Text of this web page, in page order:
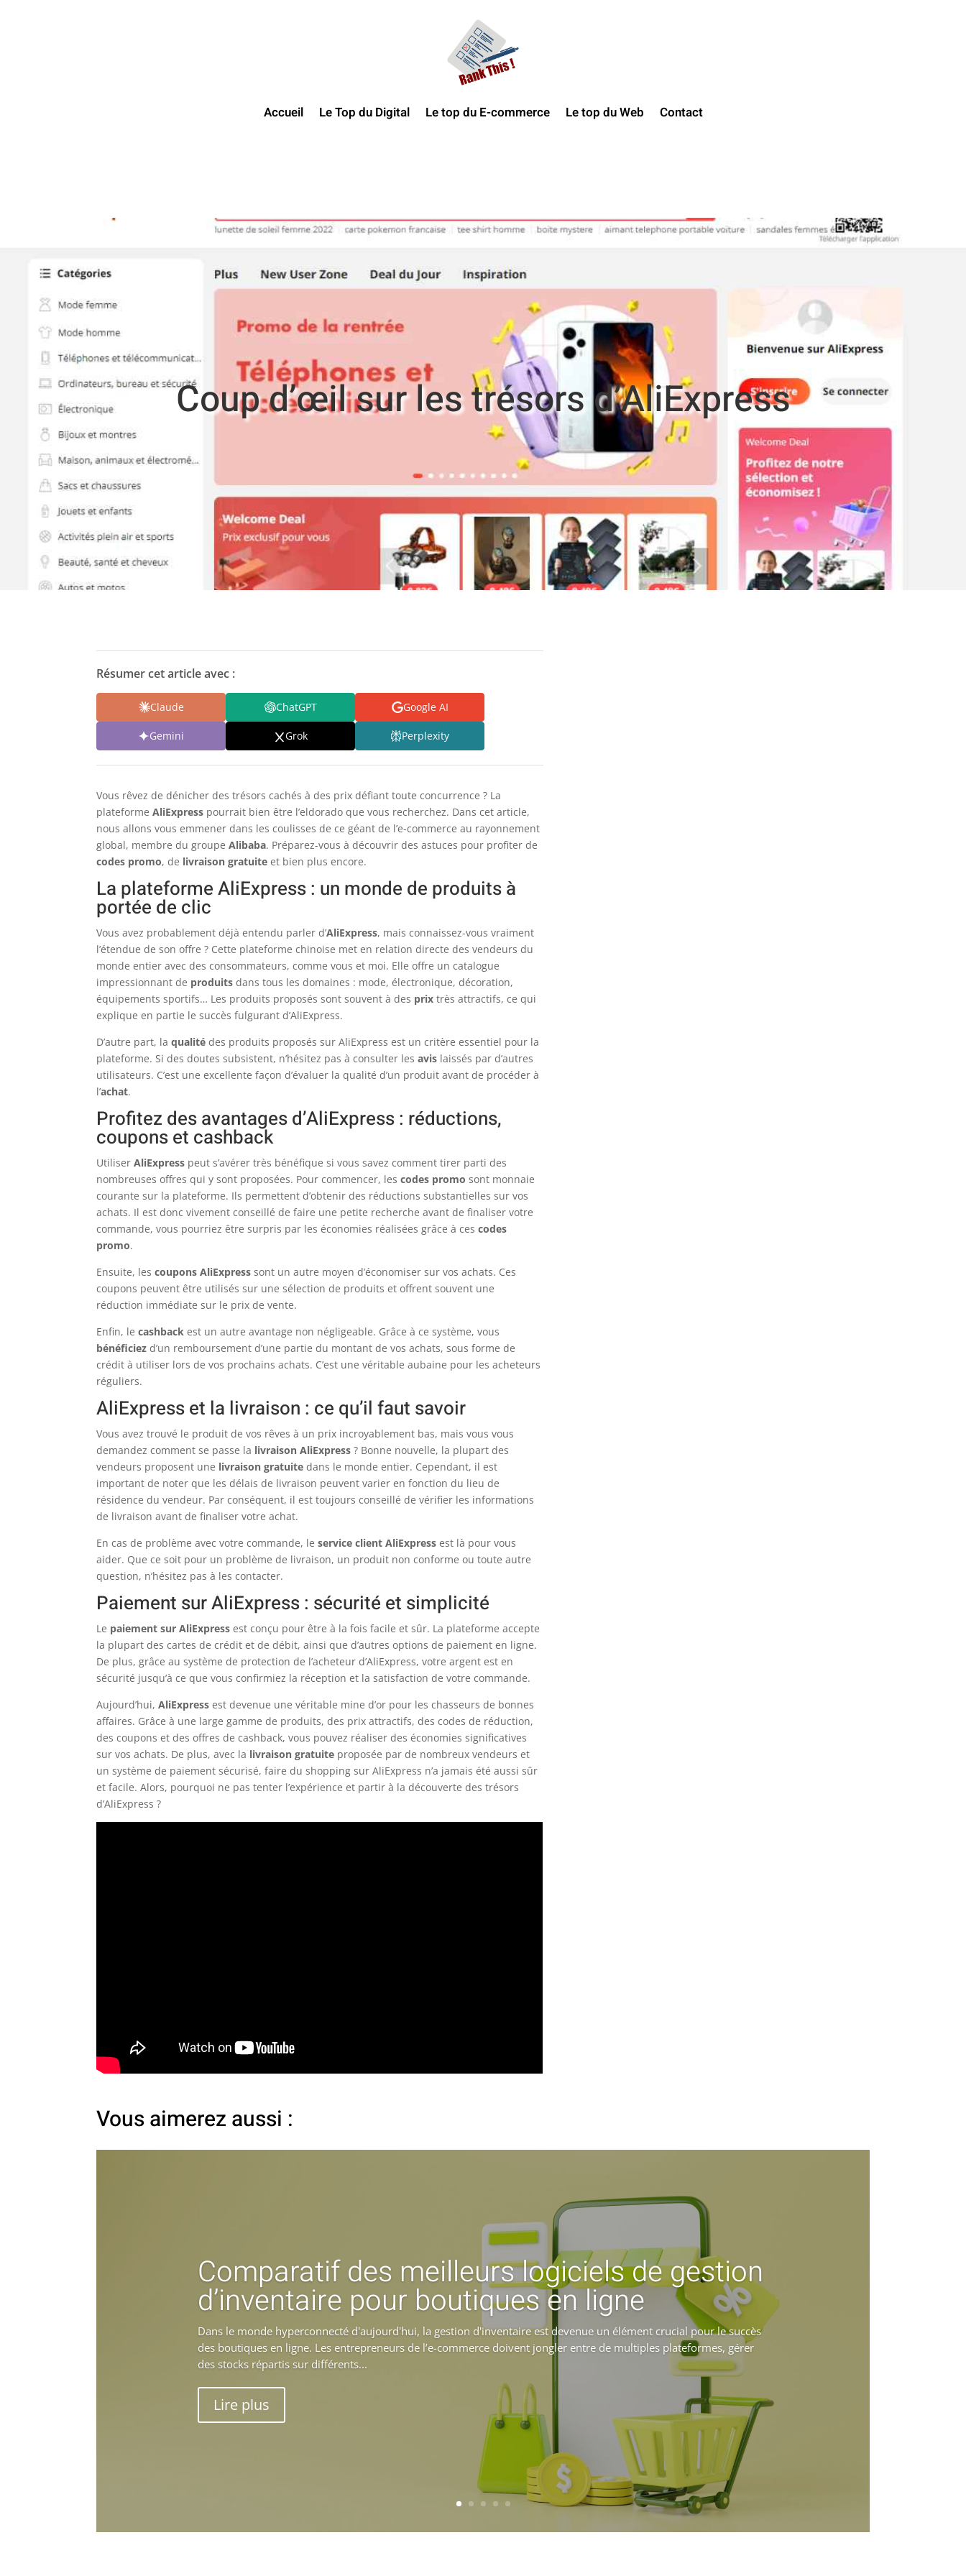
Accueil Le Top du Digital Le top du E-commerce Le top du Web Contact
Coup d’œil sur les trésors d’AliExpress
Résumer cet article avec :
Claude ChatGPT Google AI
Gemini Grok Perplexity
Vous rêvez de dénicher des trésors cachés à des prix défiant toute concurrence ? La
plateformeAliExpress pourrait bien être l’eldorado que vous recherchez. Dans cet article,
nous allons vous emmener dans les coulisses de ce géant de l’e-commerce au rayonnement
global, membre du groupeAlibaba. Préparez-vous à découvrir des astuces pour profiter de
codes promo, de livraison gratuite et bien plus encore.
La plateforme AliExpress : un monde de produits à
portée de clic
Vous avez probablement déjà entendu parler d’AliExpress, mais connaissez-vous vraiment
l’étendue de son offre ? Cette plateforme chinoise met en relation directe des vendeurs du
monde entier avec des consommateurs, comme vous et moi. Elle offre un catalogue
impressionnant de produits dans tous les domaines : mode, électronique, décoration,
équipements sportifs… Les produits proposés sont souvent à des prix très attractifs, ce qui
explique en partie le succès fulgurant d’AliExpress.
D’autre part, laqualité des produits proposés sur AliExpress est un critère essentiel pour la
plateforme. Si des doutes subsistent, n’hésitez pas à consulter lesavis laissés par d’autres
utilisateurs. C’est une excellente façon d’évaluer la qualité d’un produit avant de procéder à
l’achat.
Profitez des avantages d’AliExpress : réductions,
coupons et cashback
UtiliserAliExpress peut s’avérer très bénéfique si vous savez comment tirer parti des
nombreuses offres qui y sont proposées. Pour commencer, lescodes promo sont monnaie
courante sur la plateforme. Ils permettent d’obtenir des réductions substantielles sur vos
achats. Il est donc vivement conseillé de faire une petite recherche avant de finaliser votre
commande, vous pourriez être surpris par les économies réalisées grâce à cescodes
promo.
Ensuite, lescoupons AliExpress sont un autre moyen d’économiser sur vos achats. Ces
coupons peuvent être utilisés sur une sélection de produits et offrent souvent une
réduction immédiate sur le prix de vente.
Enfin, lecashback est un autre avantage non négligeable. Grâce à ce système, vous
bénéficiez d’un remboursement d’une partie du montant de vos achats, sous forme de
crédit à utiliser lors de vos prochains achats. C’est une véritable aubaine pour les acheteurs
réguliers.
AliExpress et la livraison : ce qu’il faut savoir
Vous avez trouvé le produit de vos rêves à un prix incroyablement bas, mais vous vous
demandez comment se passe la livraison AliExpress ? Bonne nouvelle, la plupart des
vendeurs proposent une livraison gratuite dans le monde entier. Cependant, il est
important de noter que les délais de livraison peuvent varier en fonction du lieu de
résidence du vendeur. Par conséquent, il est toujours conseillé de vérifier les informations
de livraison avant de finaliser votre achat.
En cas de problème avec votre commande, leservice client AliExpress est là pour vous
aider. Que ce soit pour un problème de livraison, un produit non conforme ou toute autre
question, n’hésitez pas à les contacter.
Paiement sur AliExpress : sécurité et simplicité
Le paiement sur AliExpress est conçu pour être à la fois facile et sûr. La plateforme accepte
la plupart des cartes de crédit et de débit, ainsi que d’autres options de paiement en ligne.
De plus, grâce au système de protection de l’acheteur d’AliExpress, votre argent est en
sécurité jusqu’à ce que vous confirmiez la réception et la satisfaction de votre commande.
Aujourd’hui,AliExpress est devenue une véritable mine d’or pour les chasseurs de bonnes
affaires. Grâce à une large gamme de produits, des prix attractifs, des codes de réduction,
des coupons et des offres de cashback, vous pouvez réaliser des économies significatives
sur vos achats. De plus, avec la livraison gratuite proposée par de nombreux vendeurs et
un système de paiement sécurisé, faire du shopping sur AliExpress n’a jamais été aussi sûr
et facile. Alors, pourquoi ne pas tenter l’expérience et partir à la découverte des trésors
d’AliExpress ?
Vous aimerez aussi :
Comparatif des meilleurs logiciels de gestion
d’inventaire pour boutiques en ligne
Dans le monde hyperconnecté d'aujourd'hui, la gestion d'inventaire est devenue un élément crucial pour le succès
des boutiques en ligne. Les entrepreneurs de l’e-commerce doivent jongler entre de multiples plateformes, gérer
des stocks répartis sur différents...
Lire plus